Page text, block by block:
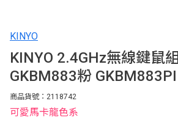
KINYO
KINYO 2.4GHz無線鍵鼠組
GKBM883粉 GKBM883PI
商品貨號：2118742
可愛馬卡龍色系